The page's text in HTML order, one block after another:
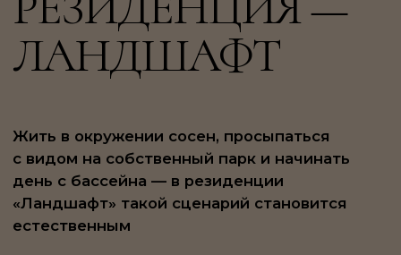
день с бассейна — в резиденции
«Ландшафт» такой сценарий становится
естественным
фактуры тёплые, благородные,
со временем приобретающие ещё
большую глубину. Панорамные окна
работают не как декоративный приём,
а как способ впустить в дом лес,